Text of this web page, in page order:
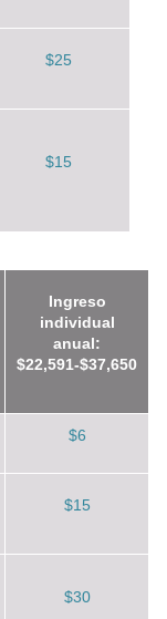
$25
$15
Ingreso
individual
anual:
$22,591-$37,650
$6
$15
$30